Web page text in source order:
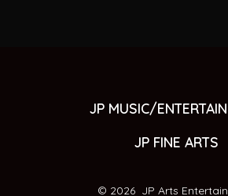
JP MUSIC/
JP FINE ARTS
© 2026 JP Arts